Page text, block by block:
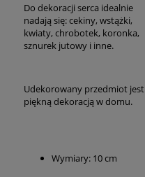
Do dekoracji serca idealnie
nadają się: cekiny, wstążki,
kwiaty, chrobotek, koronka,
sznurek jutowy i inne.
Udekorowany przedmiot jest
piękną dekoracją w domu.
Wymiary: 10 cm